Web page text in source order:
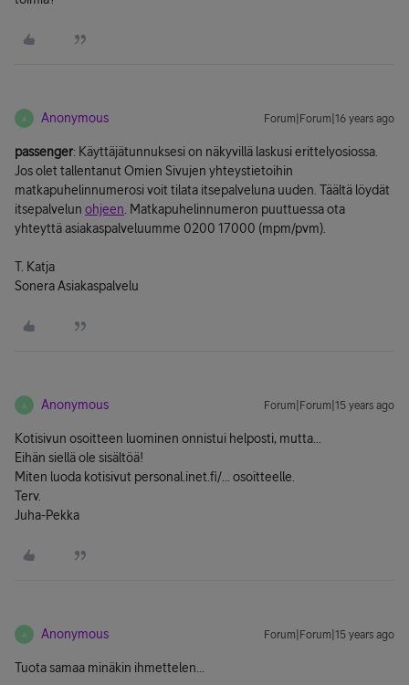
A Anonymous Forum|Forum|16 years ago
passenger: Käyttäjätunnuksesi on näkyvillä laskusi erittelyosiossa.
Jos olet tallentanut Omien Sivujen yhteystietoihin
matkapuhelinnumerosi voit tilata itsepalveluna uuden. Täältä löydät
itsepalvelun ohjeen . Matkapuhelinnumeron puuttuessa ota
yhteyttä asiakaspalveluumme 0200 17000 (mpm/pvm).
T. Katja
Sonera Asiakaspalvelu
A Anonymous Forum|Forum|15 years ago
Kotisivun osoitteen luominen onnistui helposti, mutta...
Eihän siellä ole sisältöä!
Miten luoda kotisivut personal.inet.fi/... osoitteelle.
Terv.
Juha-Pekka
A Anonymous Forum|Forum|15 years ago
Tuota samaa minäkin ihmettelen...